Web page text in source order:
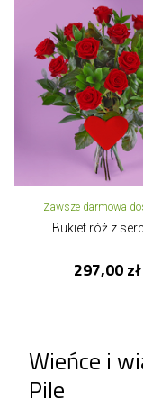
Zawsze darmowa
Bukiet róż z
297,00 zł
Wieńce i
Pile